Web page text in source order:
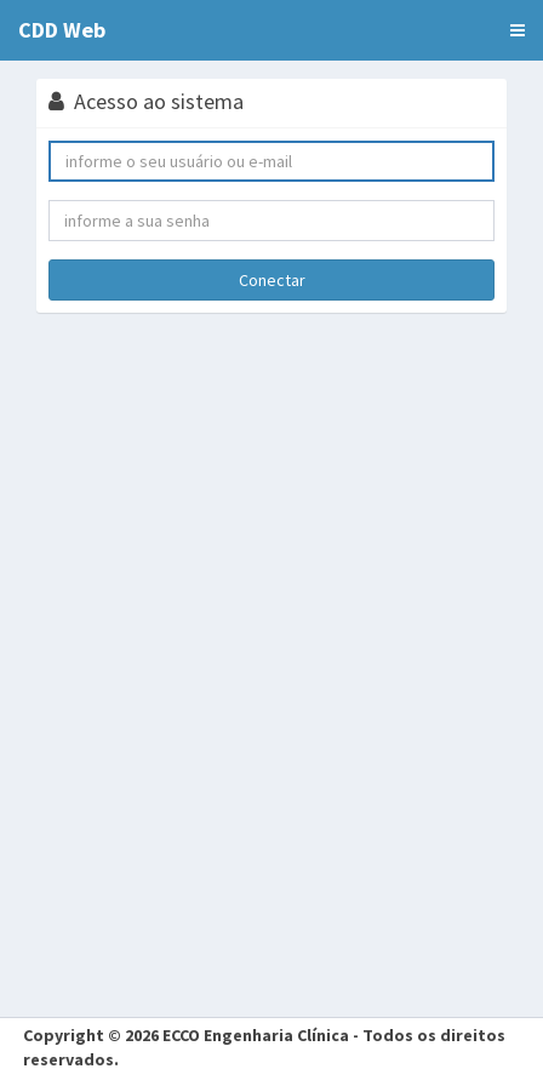
CDD Web
Acesso ao sistema
Copyright © 2026 ECCO Engenharia Clínica - Todos os direitos
reservados.